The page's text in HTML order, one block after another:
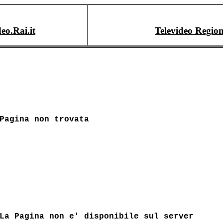
Televideo
Pagina non trovata
La Pagina non e' disponibile sul server